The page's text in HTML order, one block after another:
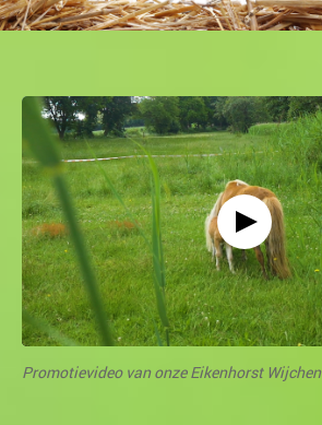
Promotievideo van onze Eikenhorst Wijchen